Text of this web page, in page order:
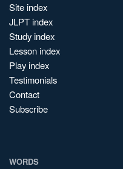
Site index
JLPT index
Study index
Lesson index
Play index
Testimonials
Contact
Subscribe
WORDS